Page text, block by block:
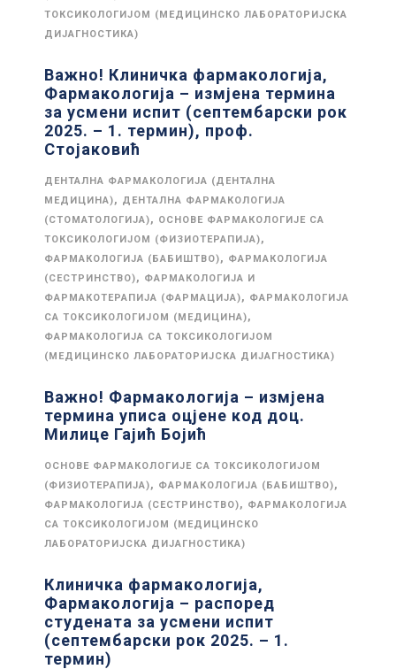
ТОКСИКОЛОГИЈОМ (МЕДИЦИНСКО ЛАБОРАТОРИЈСКА
ДИЈАГНОСТИКА)
Важно! Клиничка фармакологија,
Фармакологија – измјена термина
за усмени испит (септембарски рок
2025. – 1. термин), проф.
Стојаковић
ДЕНТАЛНА ФАРМАКОЛОГИЈА (ДЕНТАЛНА
МЕДИЦИНА), ДЕНТАЛНА ФАРМАКОЛОГИЈА
(СТОМАТОЛОГИЈА), ОСНОВЕ ФАРМАКОЛОГИЈЕ СА
ТОКСИКОЛОГИЈОМ (ФИЗИОТЕРАПИЈА),
ФАРМАКОЛОГИЈА (БАБИШТВО), ФАРМАКОЛОГИЈА
(СЕСТРИНСТВО), ФАРМАКОЛОГИЈА И
ФАРМАКОТЕРАПИЈА (ФАРМАЦИЈА), ФАРМАКОЛОГИЈА
СА ТОКСИКОЛОГИЈОМ (МЕДИЦИНА),
ФАРМАКОЛОГИЈА СА ТОКСИКОЛОГИЈОМ
(МЕДИЦИНСКО ЛАБОРАТОРИЈСКА ДИЈАГНОСТИКА)
Важно! Фармакологија – измјена
термина уписа оцјене код доц.
Милице Гајић Бојић
ОСНОВЕ ФАРМАКОЛОГИЈЕ СА ТОКСИКОЛОГИЈОМ
(ФИЗИОТЕРАПИЈА), ФАРМАКОЛОГИЈА (БАБИШТВО),
ФАРМАКОЛОГИЈА (СЕСТРИНСТВО), ФАРМАКОЛОГИЈА
СА ТОКСИКОЛОГИЈОМ (МЕДИЦИНСКО
ЛАБОРАТОРИЈСКА ДИЈАГНОСТИКА)
Клиничка фармакологија,
Фармакологија – распоред
студената за усмени испит
(септембарски рок 2025. – 1.
термин)